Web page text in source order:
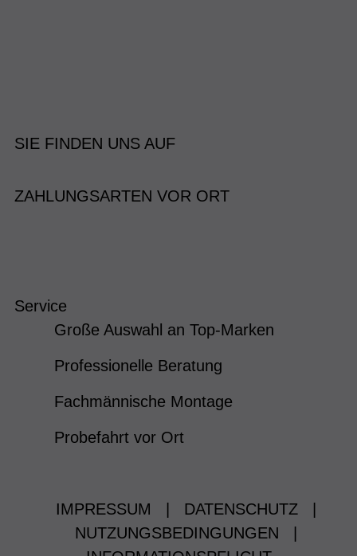
SIE FINDEN UNS AUF
ZAHLUNGSARTEN VOR ORT
Service
Große Auswahl an Top-Marken
Professionelle Beratung
Fachmännische Montage
Probefahrt vor Ort
IMPRESSUM DATENSCHUTZ
NUTZUNGSBEDINGUNGEN